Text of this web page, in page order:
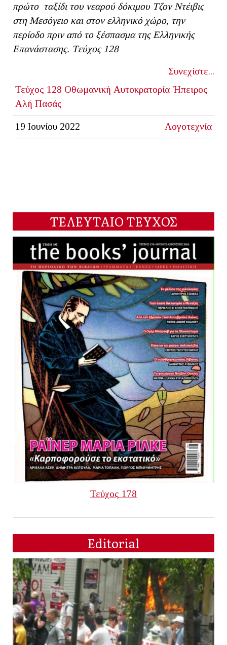
πρώτο ταξίδι του νεαρού δόκιμου Τζον Ντέιβις
στη Μεσόγειο και στον ελληνικό χώρο, την
περίοδο πριν από το ξέσπασμα της Ελληνικής
Επανάστασης. Tεύχος 128
Συνεχίστε...
Τεύχος 128 Οθωμανική Αυτοκρατορία 'Ηπειρος
Αλή Πασάς
19 Ιουνίου 2022 Λογοτεχνία
ΤΕΛΕΥΤΑΙΟ ΤΕΥΧΟΣ
Τεύχος 178
Editorial